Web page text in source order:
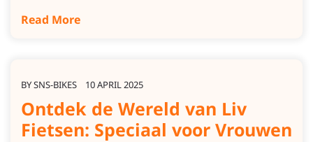
Read More
BYSNS-BIKES 10 APRIL 2025
Ontdek de Wereld van Liv
Fietsen: Speciaal voor Vrouwen